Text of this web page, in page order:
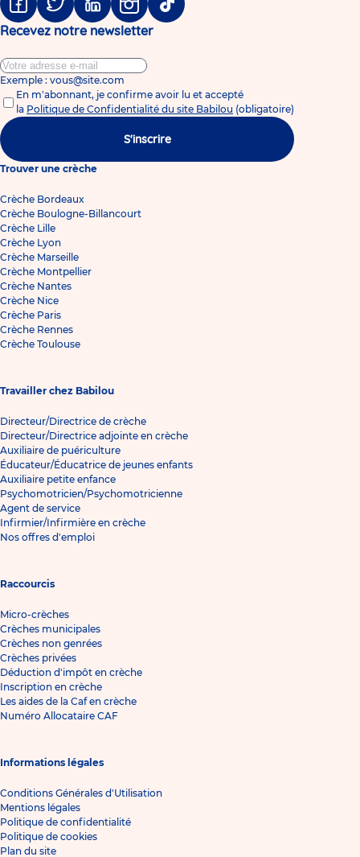
FacebookTwitter LinkedinInstagramTiktok
Recevez notre newsletter
Exemple : vous@site.com
En m'abonnant, je confirme avoir lu et accepté
la Politique de Confidentialité du site Babilou (obligatoire)
S'inscrire
Trouver une crèche
Crèche Bordeaux
Crèche Boulogne-Billancourt
Crèche Lille
Crèche Lyon
Crèche Marseille
Crèche Montpellier
Crèche Nantes
Crèche Nice
Crèche Paris
Crèche Rennes
Crèche Toulouse
Travailler chez Babilou
Directeur/Directrice de crèche
Directeur/Directrice adjointe en crèche
Auxiliaire de puériculture
Éducateur/Éducatrice de jeunes enfants
Auxiliaire petite enfance
Psychomotricien/Psychomotricienne
Agent de service
Infirmier/Infirmière en crèche
Nos offres d'emploi
Raccourcis
Micro-crèches
Crèches municipales
Crèches non genrées
Crèches privées
Déduction d'impôt en crèche
Inscription en crèche
Les aides de la Caf en crèche
Numéro Allocataire CAF
Informations légales
Conditions Générales d'Utilisation
Mentions légales
Politique de confidentialité
Politique de cookies
Plan du site